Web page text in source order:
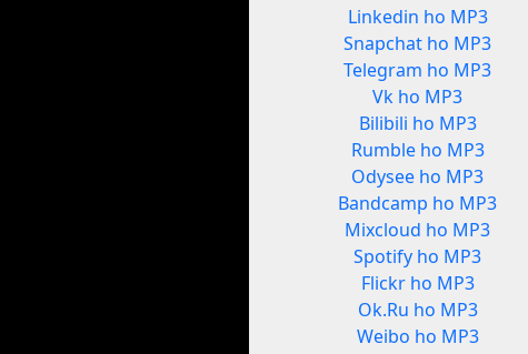
Linkedin ho MP3
Snapchat ho MP3
Telegram ho MP3
Vk ho MP3
Bilibili ho MP3
Rumble ho MP3
Odysee ho MP3
Bandcamp ho MP3
Mixcloud ho MP3
Spotify ho MP3
Flickr ho MP3
Ok.Ru ho MP3
Weibo ho MP3